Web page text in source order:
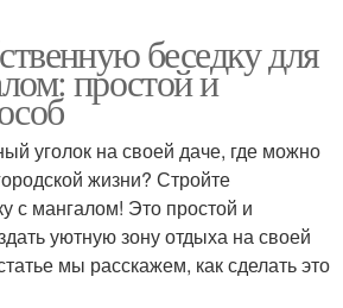
беседку для
простой и
уголок на своей даче, где можно
жизни? Стройте
с мангалом! Это простой и
уютную зону отдыха на своей
мы расскажем, как сделать это